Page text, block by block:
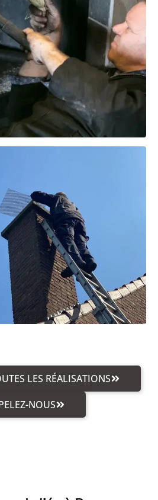
LES RÉALISATIONS
NOUS